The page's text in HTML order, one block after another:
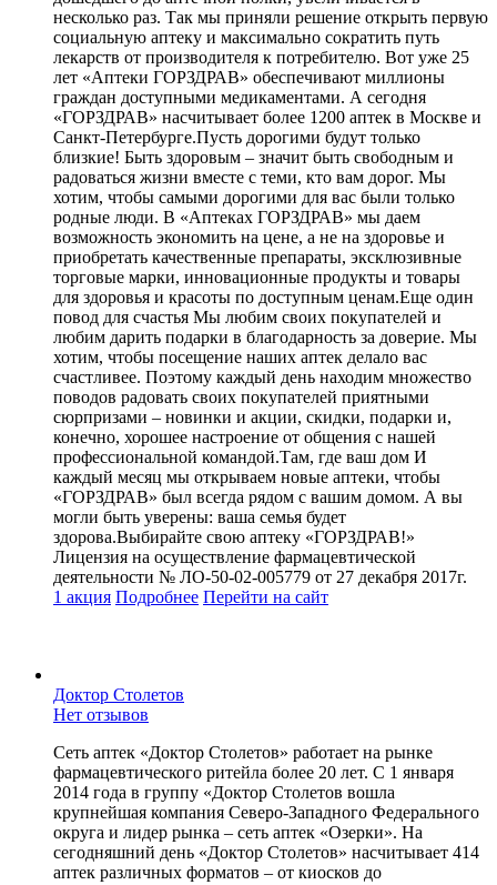
несколько раз. Так мы приняли решение открыть первую
социальную аптеку и максимально сократить путь
лекарств от производителя к потребителю. Вот уже 25
лет «Аптеки ГОРЗДРАВ» обеспечивают миллионы
граждан доступными медикаментами. А сегодня
«ГОРЗДРАВ» насчитывает более 1200 аптек в Москве и
Санкт-Петербурге.Пусть дорогими будут только
близкие! Быть здоровым – значит быть свободным и
радоваться жизни вместе с теми, кто вам дорог. Мы
хотим, чтобы самыми дорогими для вас были только
родные люди. В «Аптеках ГОРЗДРАВ» мы даем
возможность экономить на цене, а не на здоровье и
приобретать качественные препараты, эксклюзивные
торговые марки, инновационные продукты и товары
для здоровья и красоты по доступным ценам.Еще один
повод для счастья Мы любим своих покупателей и
любим дарить подарки в благодарность за доверие. Мы
хотим, чтобы посещение наших аптек делало вас
счастливее. Поэтому каждый день находим множество
поводов радовать своих покупателей приятными
сюрпризами – новинки и акции, скидки, подарки и,
конечно, хорошее настроение от общения с нашей
профессиональной командой.Там, где ваш дом И
каждый месяц мы открываем новые аптеки, чтобы
«ГОРЗДРАВ» был всегда рядом с вашим домом. А вы
могли быть уверены: ваша семья будет
здорова.Выбирайте свою аптеку «ГОРЗДРАВ!»
Лицензия на осуществление фармацевтической
деятельности № ЛО-50-02-005779 от 27 декабря 2017г.
1 акция Подробнее Перейти на сайт
Доктор Столетов
Нет отзывов
Сеть аптек «Доктор Столетов» работает на рынке
фармацевтического ритейла более 20 лет. С 1 января
2014 года в группу «Доктор Столетов вошла
крупнейшая компания Северо-Западного Федерального
округа и лидер рынка – сеть аптек «Озерки». На
сегодняшний день «Доктор Столетов» насчитывает 414
аптек различных форматов – от киосков до